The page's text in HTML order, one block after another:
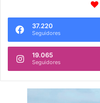
37.220
Seguidores
19.065
Seguidores